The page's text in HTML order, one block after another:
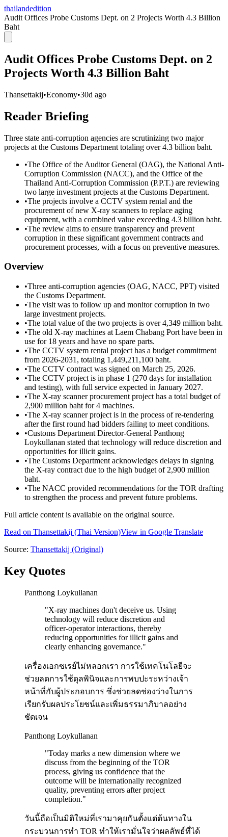
thailandedition
Audit Offices Probe Customs Dept. on 2 Projects Worth 4.3 Billion
Baht
Audit Offices Probe Customs Dept. on 2
Projects Worth 4.3 Billion Baht
Thansettakij•Economy•30d ago
Reader Briefing
Three state anti-corruption agencies are scrutinizing two major
projects at the Customs Department totaling over 4.3 billion baht.
•The Office of the Auditor General (OAG), the National Anti-
Corruption Commission (NACC), and the Office of the
Thailand Anti-Corruption Commission (P.P.T.) are reviewing
two large investment projects at the Customs Department.
•The projects involve a CCTV system rental and the
procurement of new X-ray scanners to replace aging
equipment, with a combined value exceeding 4.3 billion baht.
•The review aims to ensure transparency and prevent
corruption in these significant government contracts and
procurement processes, with a focus on preventive measures.
Overview
•Three anti-corruption agencies (OAG, NACC, PPT) visited
the Customs Department.
•The visit was to follow up and monitor corruption in two
large investment projects.
•The total value of the two projects is over 4,349 million baht.
•The old X-ray machines at Laem Chabang Port have been in
use for 18 years and have no spare parts.
•The CCTV system rental project has a budget commitment
from 2026-2031, totaling 1,449,211,100 baht.
•The CCTV contract was signed on March 25, 2026.
•The CCTV project is in phase 1 (270 days for installation
and testing), with full service expected in January 2027.
•The X-ray scanner procurement project has a total budget of
2,900 million baht for 4 machines.
•The X-ray scanner project is in the process of re-tendering
after the first round had bidders failing to meet conditions.
•Customs Department Director-General Panthong
Loykullanan stated that technology will reduce discretion and
opportunities for illicit gains.
•The Customs Department acknowledges delays in signing
the X-ray contract due to the high budget of 2,900 million
baht.
•The NACC provided recommendations for the TOR drafting
to strengthen the process and prevent future problems.
Full article content is available on the original source.
Read on Thansettakij (Thai Version)View in Google Translate
Source: Thansettakij (Original)
Key Quotes
Panthong Loykullanan
"X-ray machines don't deceive us. Using
technology will reduce discretion and
officer-operator interactions, thereby
reducing opportunities for illicit gains and
clearly enhancing governance."
เครื่องเอกซเรย์ไม่หลอกเรา การใช้เทคโนโลยีจะ
ช่วยลดการใช้ดุลพินิจและการพบปะระหว่างเจ้า
หน้าที่กับผู้ประกอบการ ซึ่งช่วยลดช่องว่างในการ
เรียกรับผลประโยชน์และเพิ่มธรรมาภิบาลอย่าง
ชัดเจน
Panthong Loykullanan
"Today marks a new dimension where we
discuss from the beginning of the TOR
process, giving us confidence that the
outcome will be internationally recognized
quality, preventing errors after project
completion."
วันนี้ถือเป็นมิติใหม่ที่เรามาคุยกันตั้งแต่ต้นทางใน
กระบวนการทำ TOR ทำให้เรามั่นใจว่าผลลัพธ์ที่ได้